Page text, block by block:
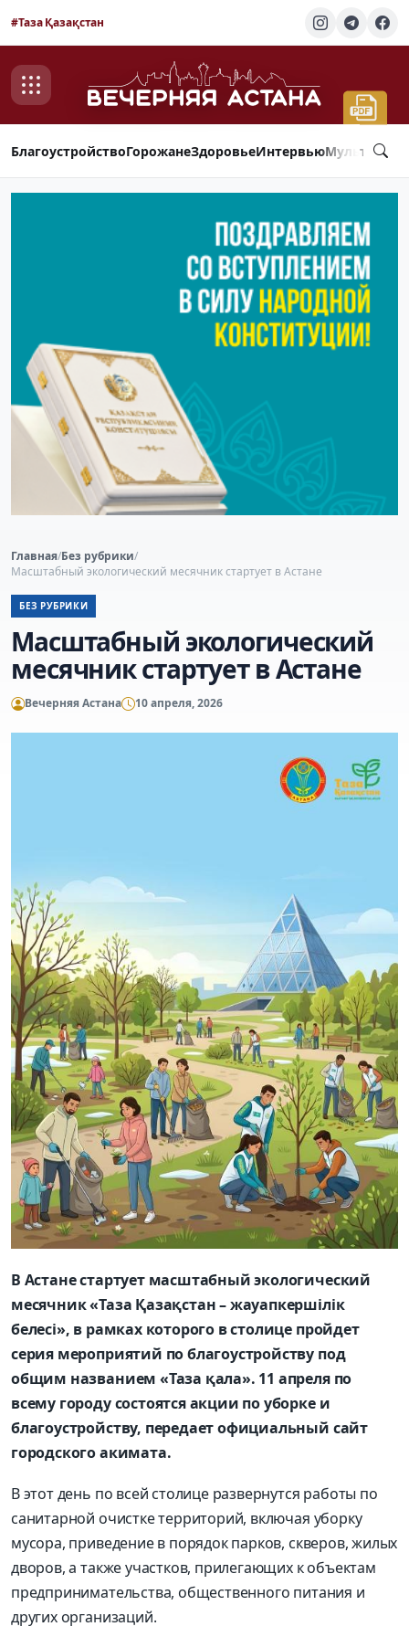
#Таза Қазақстан
БлагоустройствоГорожанеЗдоровьеИнтервью
Главная/Без рубрики/
Масштабный экологический месячник стартует в Астане
БЕЗ РУБРИКИ
Масштабный экологический
месячник стартует в Астане
Вечерняя Астана 10 апреля, 2026
В Астане стартует масштабный экологический
месячник «Таза Қазақстан – жауапкершілік
белесі», в рамках которого в столице пройдет
серия мероприятий по благоустройству под
общим названием «Таза қала». 11 апреля по
всему городу состоятся акции по уборке и
благоустройству, передает официальный сайт
городского акимата.
В этот день по всей столице развернутся работы по
санитарной очистке территорий, включая уборку
мусора, приведение в порядок парков, скверов, жилых
дворов, а также участков, прилегающих к объектам
предпринимательства, общественного питания и
других организаций.